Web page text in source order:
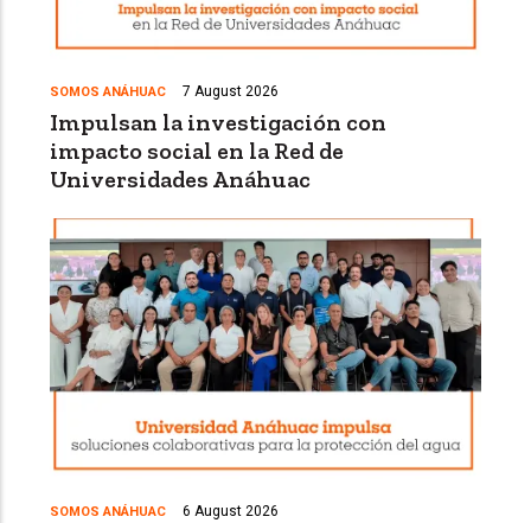
SOMOS ANÁHUAC 7 August 2026
Impulsan la investigación con
impacto social en la Red de
Universidades Anáhuac
SOMOS ANÁHUAC 6 August 2026